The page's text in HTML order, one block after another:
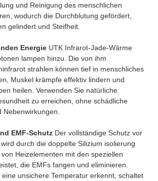
und Reinigung des menschlichen
wodurch die Durchblutung gefördert,
gelindert und Steifheit.
Energie UTK Infrarot-Jade-Wärme
lampen hinzu. Die von ihm
strahlen können tief in menschliches
Muskel krämpfe effektiv lindern und
heilen. Verwenden Sie natürliche
zu erreichen, ohne schädliche
EMF-Schutz Der vollständige Schutz vor
durch die doppelte Silizium isolierung
Heizelementen mit den speziellen
die EMFs fangen und eliminieren.
unsichere Temperatur erkennt, schaltet